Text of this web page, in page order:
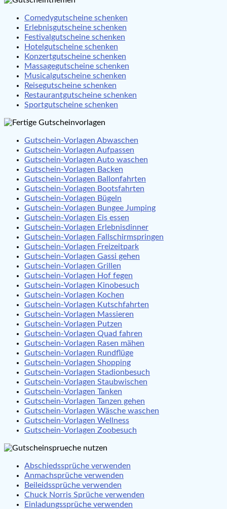
Comedygutscheine schenken
Erlebnisgutscheine schenken
Festivalgutscheine schenken
Hotelgutscheine schenken
Konzertgutscheine schenken
Massagegutscheine schenken
Musicalgutscheine schenken
Reisegutscheine schenken
Restaurantgutscheine schenken
Sportgutscheine schenken
Gutschein-Vorlagen Abwaschen
Gutschein-Vorlagen Aufpassen
Gutschein-Vorlagen Auto waschen
Gutschein-Vorlagen Backen
Gutschein-Vorlagen Ballonfahrten
Gutschein-Vorlagen Bootsfahrten
Gutschein-Vorlagen Bügeln
Gutschein-Vorlagen Bungee Jumping
Gutschein-Vorlagen Eis essen
Gutschein-Vorlagen Erlebnisdinner
Gutschein-Vorlagen Fallschirmspringen
Gutschein-Vorlagen Freizeitpark
Gutschein-Vorlagen Gassi gehen
Gutschein-Vorlagen Grillen
Gutschein-Vorlagen Hof fegen
Gutschein-Vorlagen Kinobesuch
Gutschein-Vorlagen Kochen
Gutschein-Vorlagen Kutschfahrten
Gutschein-Vorlagen Massieren
Gutschein-Vorlagen Putzen
Gutschein-Vorlagen Quad fahren
Gutschein-Vorlagen Rasen mähen
Gutschein-Vorlagen Rundflüge
Gutschein-Vorlagen Shopping
Gutschein-Vorlagen Stadionbesuch
Gutschein-Vorlagen Staubwischen
Gutschein-Vorlagen Tanken
Gutschein-Vorlagen Tanzen gehen
Gutschein-Vorlagen Wäsche waschen
Gutschein-Vorlagen Wellness
Gutschein-Vorlagen Zoobesuch
Abschiedssprüche verwenden
Anmachsprüche verwenden
Beileidssprüche verwenden
Chuck Norris Sprüche verwenden
Einladungssprüche verwenden